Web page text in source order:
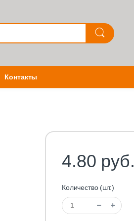
Контакты
4.80 руб.
Количество (шт.)